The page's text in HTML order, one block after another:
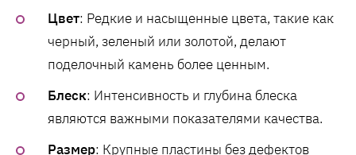
Цвет: Редкие и насыщенные цвета, такие как
черный, зеленый или золотой, делают
поделочный камень более ценным.
Блеск: Интенсивность и глубина блеска
являются важными показателями качества.
Размер: Крупные пластины без дефектов